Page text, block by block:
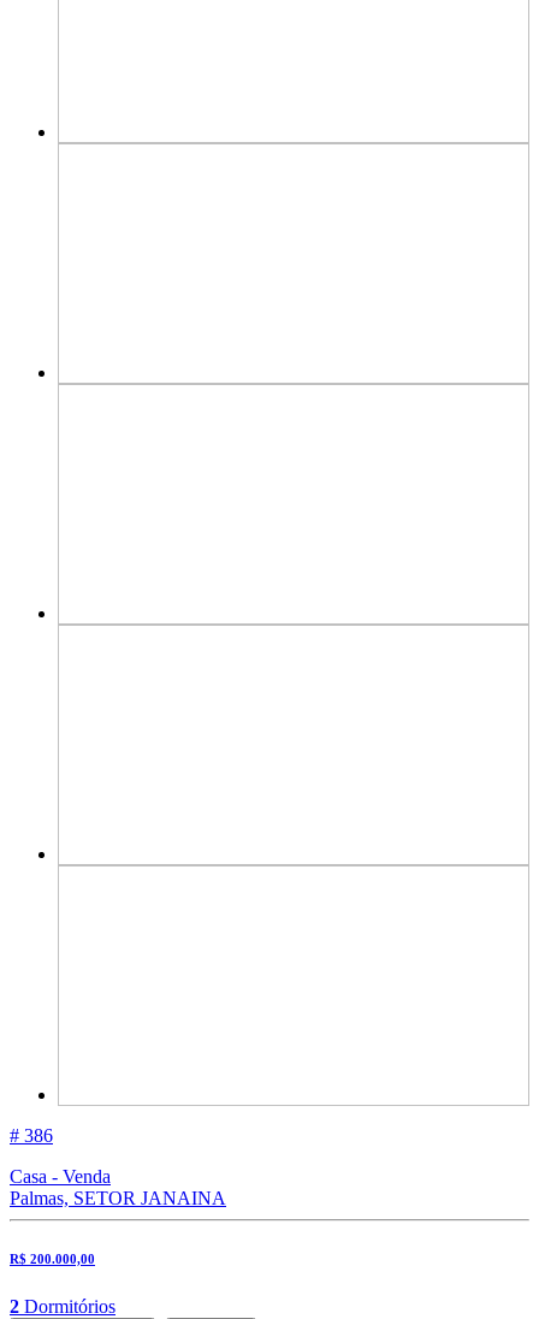
# 386
Casa - Venda
Palmas, SETOR JANAINA
R$ 200.000,00
2 Dormitórios